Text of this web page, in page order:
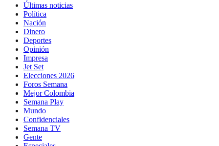
Últimas noticias
Política
Nación
Dinero
Deportes
Opinión
Impresa
Jet Set
Elecciones 2026
Foros Semana
Mejor Colombia
Semana Play
Mundo
Confidenciales
Semana TV
Gente